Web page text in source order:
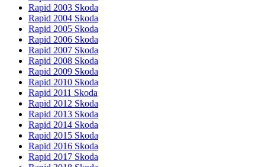
Rapid 2003 Skoda
Rapid 2004 Skoda
Rapid 2005 Skoda
Rapid 2006 Skoda
Rapid 2007 Skoda
Rapid 2008 Skoda
Rapid 2009 Skoda
Rapid 2010 Skoda
Rapid 2011 Skoda
Rapid 2012 Skoda
Rapid 2013 Skoda
Rapid 2014 Skoda
Rapid 2015 Skoda
Rapid 2016 Skoda
Rapid 2017 Skoda